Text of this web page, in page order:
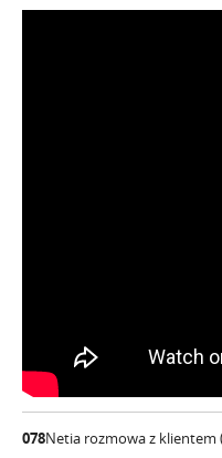
078Netia rozmowa z klientem